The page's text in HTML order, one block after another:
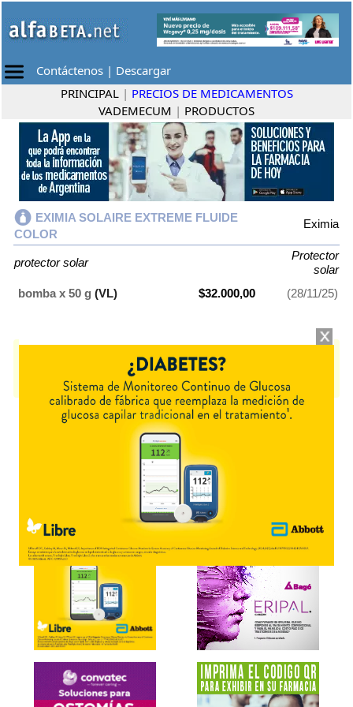
Contáctenos | Descargar
PRINCIPAL | PRECIOS DE MEDICAMENTOS
VADEMECUM | PRODUCTOS
EXIMIA SOLAIRE EXTREME FLUIDE
COLOR
Eximia
protector solar
Protector
solar
bomba x 50 g (VL) $32.000,00 (28/11/25)
EXIMIA SOLAIRE EXTREME FLUIDE COLOR contiene
Protector solar. Es producido por
presentación disponible.
Explorar más
Otros productos conprotector solar
Otros productos deEximia